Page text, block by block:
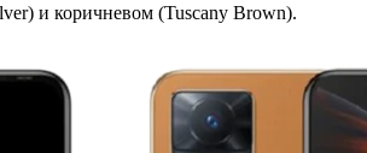
и коричневом (Tuscany Brown).